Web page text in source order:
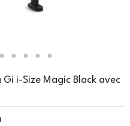
i-Size Magic Black avec